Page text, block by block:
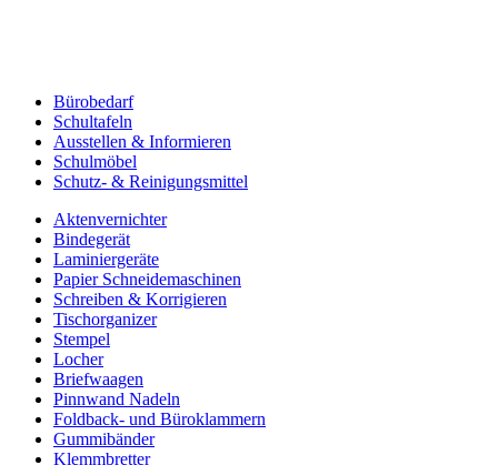
Bürobedarf
Schultafeln
Ausstellen & Informieren
Schulmöbel
Schutz- & Reinigungsmittel
Aktenvernichter
Bindegerät
Laminiergeräte
Papier Schneidemaschinen
Schreiben & Korrigieren
Tischorganizer
Stempel
Locher
Briefwaagen
Pinnwand Nadeln
Foldback- und Büroklammern
Gummibänder
Klemmbretter